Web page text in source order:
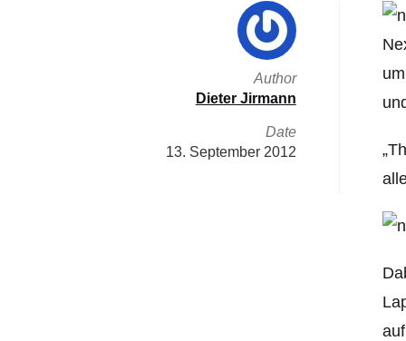
Author
Dieter Jirmann
Date
13. September 2012